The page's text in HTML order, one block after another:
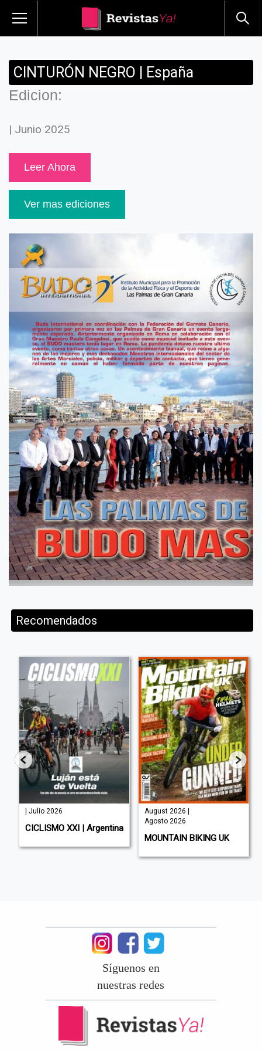
CINTURÓN NEGRO | España
Edicion:
| Junio 2025
Leer Ahora
Ver mas ediciones
Recomendados
| Julio 2026
CICLISMO XXI | Argentina
August 2026 |
Agosto 2026
MOUNTAIN BIKING UK
Síguenos en
nuestras redes